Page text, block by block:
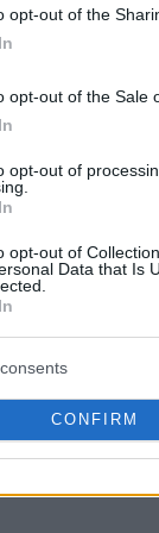
opt-out of the
opt-out of the Sale
opt-out of
opt-out of
Data that Is
CONFIRM
02/09/2026